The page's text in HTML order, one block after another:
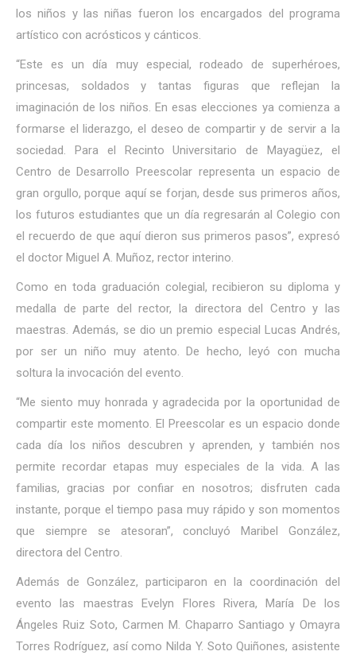
los niños y las niñas fueron los encargados del programa
artístico con acrósticos y cánticos.
“Este es un día muy especial, rodeado de superhéroes,
princesas, soldados y tantas figuras que reflejan la
imaginación de los niños. En esas elecciones ya comienza a
formarse el liderazgo, el deseo de compartir y de servir a la
sociedad. Para el Recinto Universitario de Mayagüez, el
Centro de Desarrollo Preescolar representa un espacio de
gran orgullo, porque aquí se forjan, desde sus primeros años,
los futuros estudiantes que un día regresarán al Colegio con
el recuerdo de que aquí dieron sus primeros pasos”, expresó
el doctor Miguel A. Muñoz, rector interino.
Como en toda graduación colegial, recibieron su diploma y
medalla de parte del rector, la directora del Centro y las
maestras. Además, se dio un premio especial Lucas Andrés,
por ser un niño muy atento. De hecho, leyó con mucha
soltura la invocación del evento.
“Me siento muy honrada y agradecida por la oportunidad de
compartir este momento. El Preescolar es un espacio donde
cada día los niños descubren y aprenden, y también nos
permite recordar etapas muy especiales de la vida. A las
familias, gracias por confiar en nosotros; disfruten cada
instante, porque el tiempo pasa muy rápido y son momentos
que siempre se atesoran”, concluyó Maribel González,
directora del Centro.
Además de González, participaron en la coordinación del
evento las maestras Evelyn Flores Rivera, María De los
Ángeles Ruiz Soto, Carmen M. Chaparro Santiago y Omayra
Torres Rodríguez, así como Nilda Y. Soto Quiñones, asistente